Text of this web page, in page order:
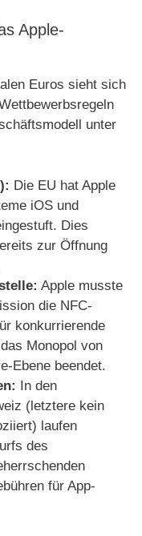
Apple-
Euros sieht sich
unter
Die EU hat Apple
iOS und
Dies
zur Öffnung
Apple musste
die NFC-
konkurrierende
Monopol von
Ebene beendet.
In den
(letztere kein
laufen
des
für App-